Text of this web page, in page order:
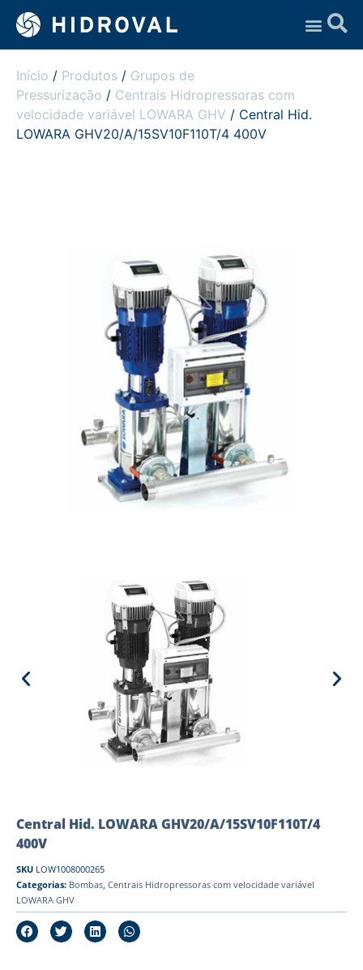
Início / Produtos / Grupos de
Pressurização / Centrais Hidropressoras com
velocidade variável LOWARA GHV / Central Hid.
LOWARA GHV20/A/15SV10F110T/4 400V
Central Hid. LOWARA GHV20/A/15SV10F110T/4
400V
SKU LOW1008000265
Categorias: Bombas, Centrais Hidropressoras com velocidade variável
LOWARA GHV